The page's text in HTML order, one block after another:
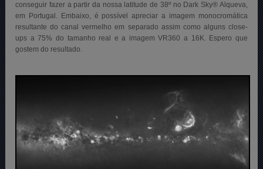
conseguir fazer a partir da nossa latitude de 38º no Dark Sky® Alqueva,
em Portugal. Embaixo, é possível apreciar a imagem monocromática
resultante do canal vermelho em separado assim como alguns close-
ups a 75% do tamanho real e a imagem VR360 a 16K. Espero que
gostem do resultado.